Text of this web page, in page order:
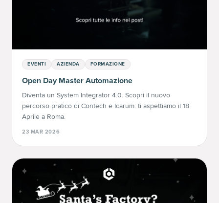
EVENTI AZIENDA FORMAZIONE
Open Day Master Automazione
Diventa un System Integrator 4.0. Scopri il nuovo
percorso pratico di Contech e Icarum: ti aspettiamo il 18
Aprile a Roma.
23 MAR 2026